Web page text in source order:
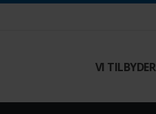
VI TILBYDER